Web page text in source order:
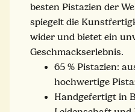
besten Pistazien der
spiegelt die
wider und bietet ein
Geschmackserlebnis.
65 % Pistazien:
hochwertige
Handgefertigt in